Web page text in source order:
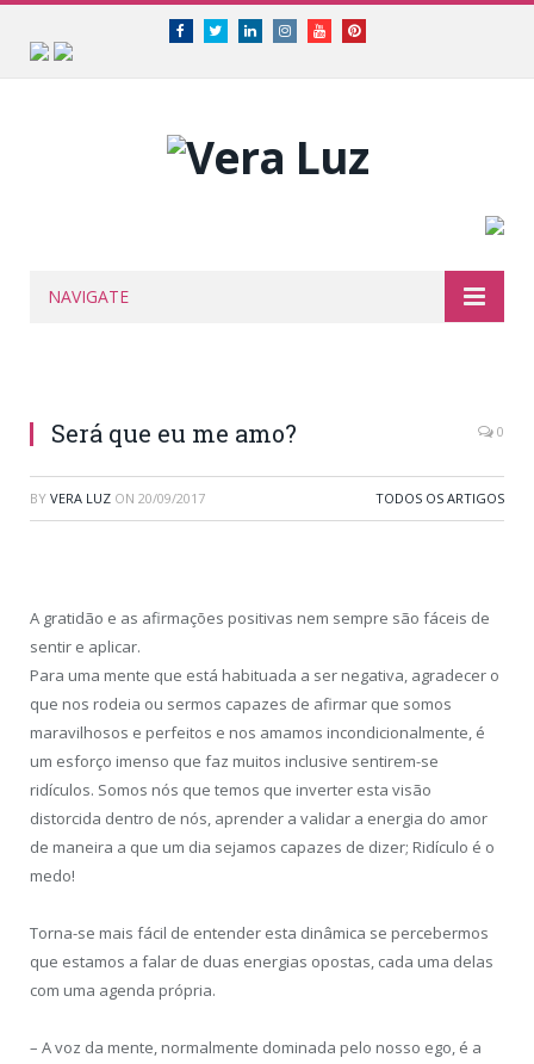
FacebookTwitterLinkedinInstagramYoutubePinterest
NAVIGATE
Será que eu me amo? 0
BY VERA LUZ ON 20/09/2017 TODOS OS ARTIGOS
A gratidão e as afirmações positivas nem sempre são fáceis de
sentir e aplicar.
Para uma mente que está habituada a ser negativa, agradecer o
que nos rodeia ou sermos capazes de afirmar que somos
maravilhosos e perfeitos e nos amamos incondicionalmente, é
um esforço imenso que faz muitos inclusive sentirem-se
ridículos. Somos nós que temos que inverter esta visão
distorcida dentro de nós, aprender a validar a energia do amor
de maneira a que um dia sejamos capazes de dizer; Ridículo é o
medo!
Torna-se mais fácil de entender esta dinâmica se percebermos
que estamos a falar de duas energias opostas, cada uma delas
com uma agenda própria.
– A voz da mente, normalmente dominada pelo nosso ego, é a